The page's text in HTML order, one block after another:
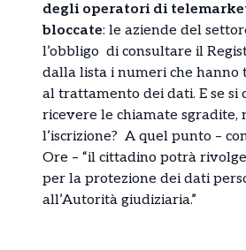
degli operatori di
bloccate: le aziende del
l’obbligo di consultare il
dalla lista i numeri che hanno
al trattamento dei dati. E se si
ricevere le chiamate sgradite,
l’iscrizione? A quel punto –
Ore – “il cittadino potrà
per la protezione dei dati
all’Autorità giudiziaria.”